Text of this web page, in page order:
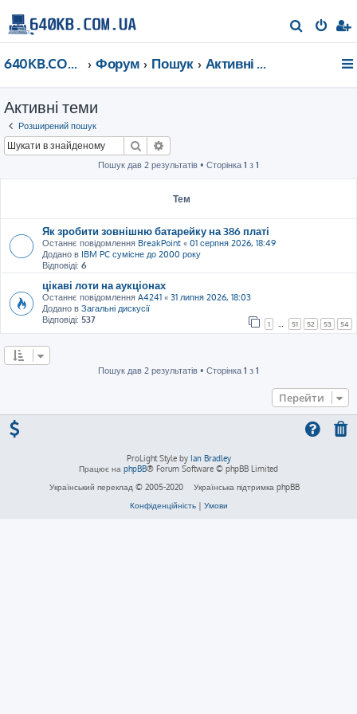
о
640KB.COM.UA Форум Пошук Активні теми
Активні теми
Розширений пошук
Пошук
Пошук дав 2 результатів • Сторінка 1 з 1
Тем
Як зробити зовнішню батарейку на 386 платі
Останнє повідомлення BreakPoint « 01 серпня 2026, 18:49
Додано в IBM PC сумісне до 2000 року
Відповіді: 6
цікаві лоти на аукціонах
Останнє повідомлення A4241 « 31 липня 2026, 18:03
Додано в Загальні дискусії
Відповіді: 537 1 51 52 53 54
Пошук дав 2 результатів • Сторінка 1 з 1
Перейти
ProLight Style by Ian Bradley
Працює на phpBB® Forum Software © phpBB Limited
Український переклад © 2005-2020
Українська підтримка phpBB
Конфіденційність| Умови